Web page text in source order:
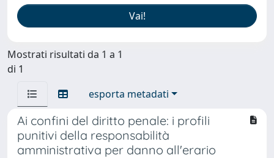
Mostrati risultati da 1 a 1
di 1
esporta metadati
Ai confini del diritto penale: i profili
punitivi della responsabilità
amministrativa per danno all'erario